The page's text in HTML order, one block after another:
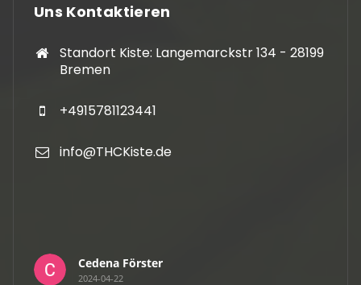
Uns Kontaktieren
Standort Kiste: Langemarckstr 134 - 28199
Bremen
+4915781123441
info@THCKiste.de
Cedena Förster
2024-04-22